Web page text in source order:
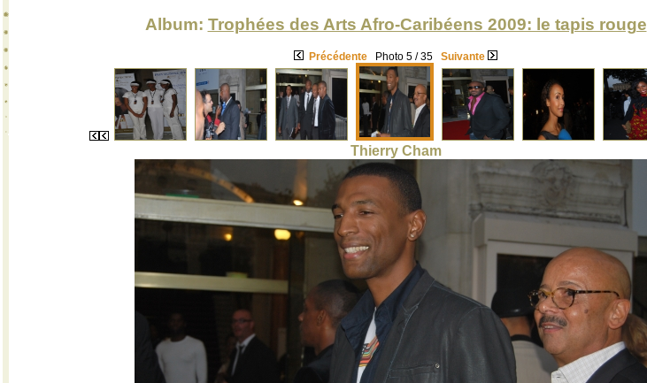
Album: Trophées des Arts Afro-Caribéens 2009: le tapis rouge
Précédente Photo 5 / 35 Suivante
Thierry Cham